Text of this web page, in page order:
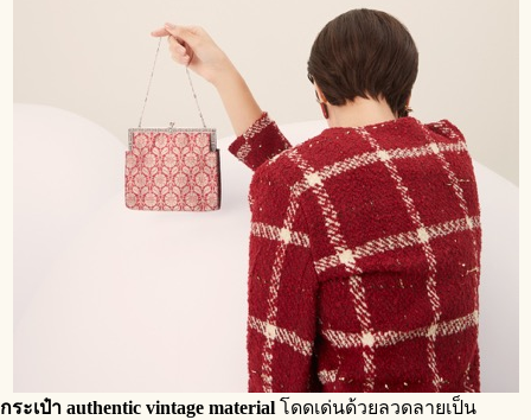
กระเป๋า authentic vintage material โดดเด่นด้วยลวดลายเป็น